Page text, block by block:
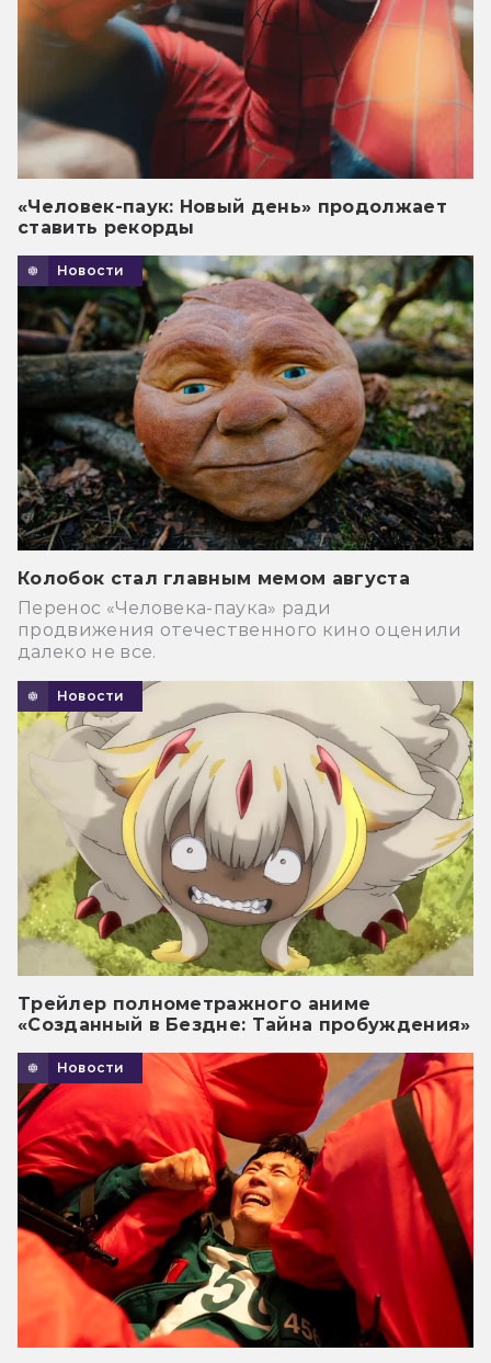
«Человек-паук: Новый день» продолжает
ставить рекорды
Новости
Колобок стал главным мемом августа
Перенос «Человека-паука» ради
продвижения отечественного кино оценили
далеко не все.
Новости
Трейлер полнометражного аниме
«Созданный в Бездне: Тайна пробуждения»
Новости